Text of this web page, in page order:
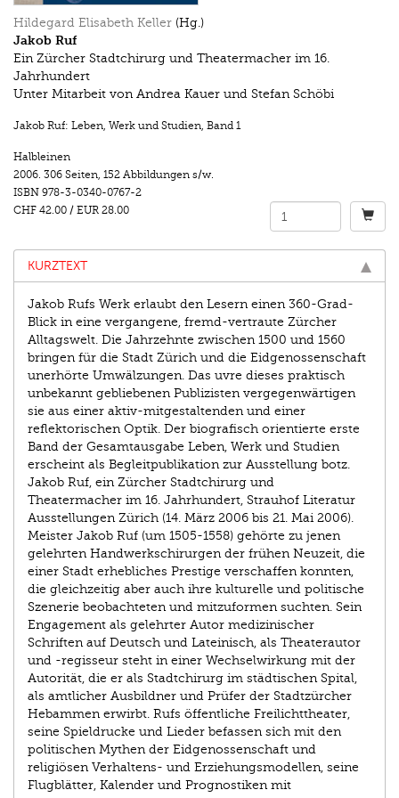
Hildegard Elisabeth Keller (Hg.)
Jakob Ruf
Ein Zürcher Stadtchirurg und Theatermacher im 16.
Jahrhundert
Unter Mitarbeit von Andrea Kauer und Stefan Schöbi
Jakob Ruf: Leben, Werk und Studien, Band 1
Halbleinen
2006. 306 Seiten, 152 Abbildungen s/w.
ISBN 978-3-0340-0767-2
CHF 42.00 / EUR 28.00
KURZTEXT
Jakob Rufs Werk erlaubt den Lesern einen 360-Grad-
Blick in eine vergangene, fremd-vertraute Zürcher
Alltagswelt. Die Jahrzehnte zwischen 1500 und 1560
bringen für die Stadt Zürich und die Eidgenossenschaft
unerhörte Umwälzungen. Das uvre dieses praktisch
unbekannt gebliebenen Publizisten vergegenwärtigen
sie aus einer aktiv-mitgestaltenden und einer
reflektorischen Optik. Der biografisch orientierte erste
Band der Gesamtausgabe Leben, Werk und Studien
erscheint als Begleitpublikation zur Ausstellung botz.
Jakob Ruf, ein Zürcher Stadtchirurg und
Theatermacher im 16. Jahrhundert, Strauhof Literatur
Ausstellungen Zürich (14. März 2006 bis 21. Mai 2006).
Meister Jakob Ruf (um 1505-1558) gehörte zu jenen
gelehrten Handwerkschirurgen der frühen Neuzeit, die
einer Stadt erhebliches Prestige verschaffen konnten,
die gleichzeitig aber auch ihre kulturelle und politische
Szenerie beobachteten und mitzuformen suchten. Sein
Engagement als gelehrter Autor medizinischer
Schriften auf Deutsch und Lateinisch, als Theaterautor
und -regisseur steht in einer Wechselwirkung mit der
Autorität, die er als Stadtchirurg im städtischen Spital,
als amtlicher Ausbildner und Prüfer der Stadtzürcher
Hebammen erwirbt. Rufs öffentliche Freilichttheater,
seine Spieldrucke und Lieder befassen sich mit den
politischen Mythen der Eidgenossenschaft und
religiösen Verhaltens- und Erziehungsmodellen, seine
Flugblätter, Kalender und Prognostiken mit